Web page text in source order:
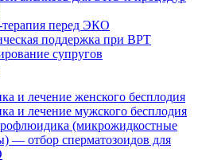
терапия перед ЭКО
поддержка при ВРТ
супругов
и лечение женского бесплодия
и лечение мужского бесплодия
(микрожидкостные
— отбор сперматозоидов для